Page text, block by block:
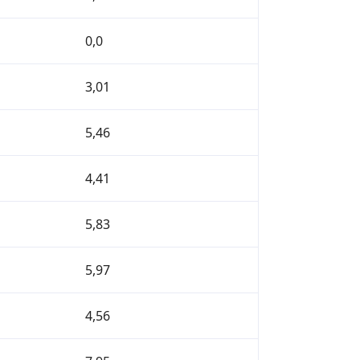
0,0
3,01
5,46
4,41
5,83
5,97
4,56